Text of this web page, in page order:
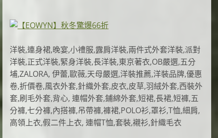
洋裝,連身裙,晚宴,小禮服,露肩洋裝,兩件式外套洋裝,派對
洋裝,正式洋裝,緊身洋裝,長洋裝,東京著衣,OB嚴選,五分
埔,ZALORA, 伊蕾,歐薇,天母嚴選,洋裝推薦,洋裝品牌,優惠
卷,折價卷,風衣外套,針織外套,皮衣,皮草,羽絨外套,西裝外
套,刷毛外套,背心, 連帽外套,鋪綿外套,短裙,長裙,短褲,五
分褲,七分褲,內搭褲,吊帶褲,褲裙,POLO衫,罩衫,T恤,細肩,
高領上衣,假二件上衣, 連帽T恤,套裝,襯衫,針織毛衣